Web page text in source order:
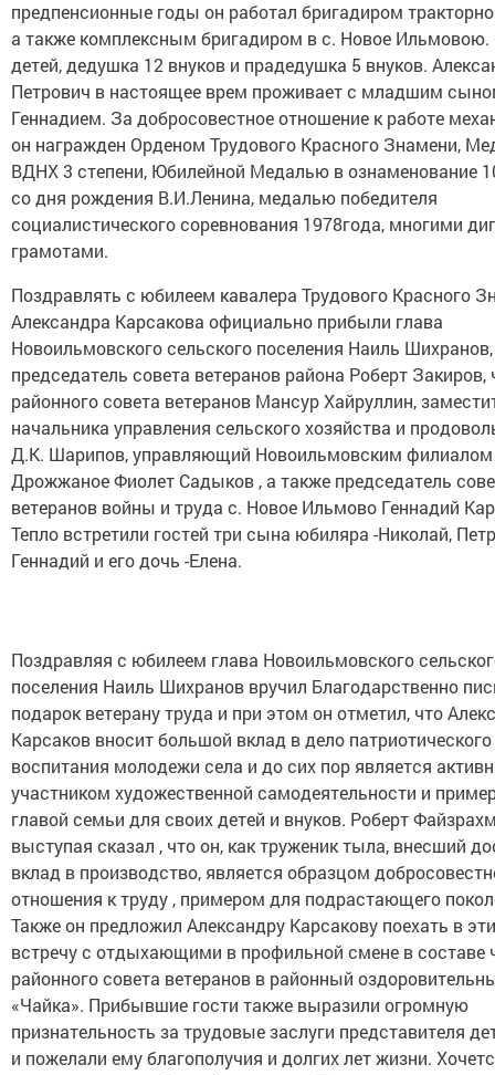
предпенсионные годы он работал бригадиром
а также комплексным бригадиром в с. Новое Ильмовою.
детей, дедушка 12 внуков и прадедушка 5 внуков.
Петрович в настоящее врем проживает с младшим
Геннадием. За добросовестное отношение к работе
он награжден Орденом Трудового Красного Знамени,
ВДНХ 3 степени, Юбилейной Медалью в ознаменование
со дня рождения В.И.Ленина, медалью победителя
социалистического соревнования 1978года, многими
грамотами.
Поздравлять с юбилеем кавалера Трудового Красного
Александра Карсакова официально прибыли глава
Новоильмовского сельского поселения Наиль
председатель совета ветеранов района Роберт Закиров,
районного совета ветеранов Мансур Хайруллин,
начальника управления сельского хозяйства и
Д.К. Шарипов, управляющий Новоильмовским
Дрожжаное Фиолет Садыков , а также председатель
ветеранов войны и труда с. Новое Ильмово Геннадий
Тепло встретили гостей три сына юбиляра -Николай,
Геннадий и его дочь -Елена.
Поздравляя с юбилеем глава Новоильмовского
поселения Наиль Шихранов вручил Благодарственно
подарок ветерану труда и при этом он отметил, что
Карсаков вносит большой вклад в дело патриотического
воспитания молодежи села и до сих пор является
участником художественной самодеятельности и
главой семьи для своих детей и внуков. Роберт
выступая сказал , что он, как труженик тыла, внесший
вклад в производство, является образцом
отношения к труду , примером для подрастающего
Также он предложил Александру Карсакову поехать в
встречу с отдыхающими в профильной смене в составе
районного совета ветеранов в районный
«Чайка». Прибывшие гости также выразили огромную
признательность за трудовые заслуги представителя
и пожелали ему благополучия и долгих лет жизни.